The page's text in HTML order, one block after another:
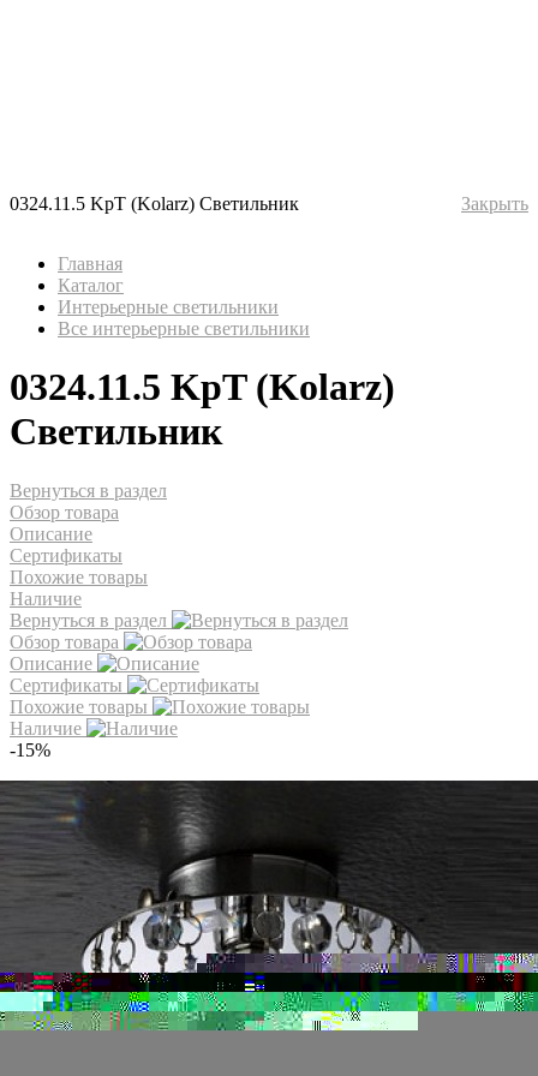
0324.11.5 KpT (Kolarz) Светильник Закрыть
Главная
Каталог
Интерьерные светильники
Все интерьерные светильники
0324.11.5 KpT (Kolarz)
Светильник
Вернуться в раздел
Обзор товара
Описание
Сертификаты
Похожие товары
Наличие
Вернуться в раздел
Обзор товара
Описание
Сертификаты
Похожие товары
Наличие
-15%